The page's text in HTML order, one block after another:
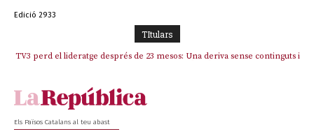
Edició 2933
TItulars
TV3 perd el lideratge després de 23 mesos: Una deriva sense continguts i
Els Països Catalans al teu abast